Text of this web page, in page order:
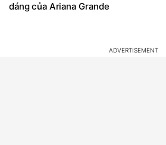
dáng của Ariana Grande